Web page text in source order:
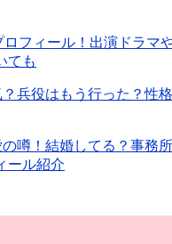
フィール！出演ドラマ
ても
兵役はもう行った？性
噂！結婚してる？事務
ール紹介